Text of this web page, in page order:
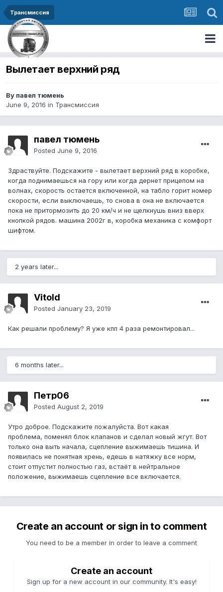
Трансмиссия
Вылетает верхний ряд
By павел тюмень
June 9, 2016 in Трансмиссия
павел тюмень
Posted June 9, 2016
Здраствуйте. Подскажите - вылетает верхний ряд в коробке,
когда поднимаешься на гору или когда дернет прицепом на
волнах, скорость остается включенной, на табло горит номер
скорости, если выключаешь, то снова в она не включается
пока не притормозить до 20 км/ч и не щелкнушь вниз вверх
кнопкой рядов. машина 2002г в, коробка механика с комфорт
шифтом.
2 years later...
Vitold
Posted January 23, 2019
Как решали проблему? Я уже кпп 4 раза ремонтировал...
6 months later...
Петр06
Posted August 2, 2019
Утро доброе. Подскажите пожалуйста. Вот какая
проблема, поменял блок клапанов и сделал новый жгут. Вот
только она выть начала, сцепление выжимаешь тишина. И
появилась не понятная хрень, едешь в натяжку все норм,
стоит отпустит полностью газ, встаёт в нейтральное
положение, выжимаешь сцепление все включается.
Create an account or sign in to comment
You need to be a member in order to leave a comment
Create an account
Sign up for a new account in our community. It's easy!